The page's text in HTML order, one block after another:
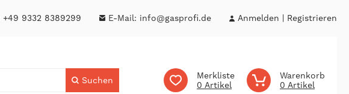
+49 9332 8389299 E-Mail: info@gasprofi.de Anmelden Registrieren
Merkliste
0
Warenkorb
0
Suchen